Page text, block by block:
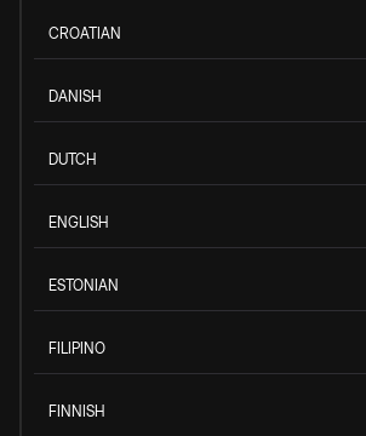
CROATIAN
DANISH
DUTCH
ENGLISH
ESTONIAN
FILIPINO
FINNISH